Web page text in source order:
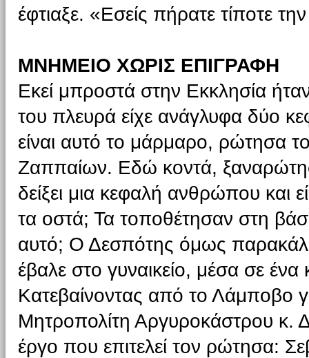
έφτιαξε. «Εσείς πήρατε τίποτε
ΜΝΗΜΕΙΟ ΧΩΡΙΣ ΕΠΙΓΡΑΦΗ
Εκεί μπροστά στην Εκκλησία
του πλευρά είχε ανάγλυφα δύο
είναι αυτό το μάρμαρο, ρώτησα
Ζαππαίων. Εδώ κοντά,
δείξει μια κεφαλή ανθρώπου και
τα οστά; Τα τοποθέτησαν στη
αυτό; Ο Δεσπότης όμως
έβαλε στο γυναικείο, μέσα σε ένα
Κατεβαίνοντας από το Λάμποβο
Μητροπολίτη Αργυροκάστρου κ.
έργο που επιτελεί τον ρώτησα: